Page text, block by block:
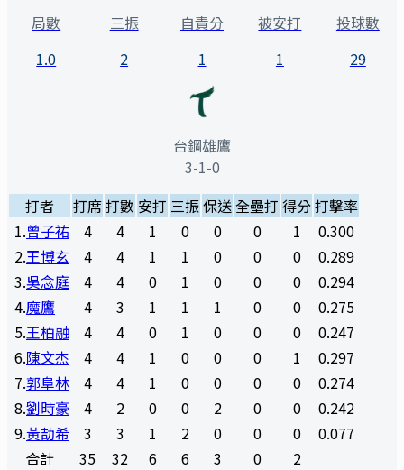
局數
1.0
三振
2
自責分
1
被安打
1
投球數
29
台鋼雄鷹
3-1-0
打者
打席打數 安打 三振保送全壘打 得分打擊率
1.曾子祐 4 4 1 0 0 0 1
0.300
2.王博玄 4 4 1 1 0 0 0
0.289
3.吳念庭 4 4 0 1 0 0 0
0.294
4.魔鷹 4 3 1 1 1 0 0
0.275
5.王柏融 4 4 0 1 0 0 0
0.247
6.陳文杰 4 4 1 0 0 0 1
0.297
7.郭阜林 4 4 1 0 0 0 0
0.274
8.劉時豪 4 2 0 0 2 0 0
0.242
9.黃劼希 3 3 1 2 0 0 0
0.077
合計
35 32 6 6 3 0
2